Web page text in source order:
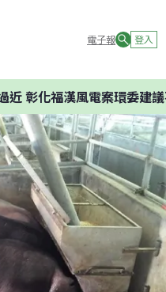
電子報 登入
福漢風電案環委建議不應開